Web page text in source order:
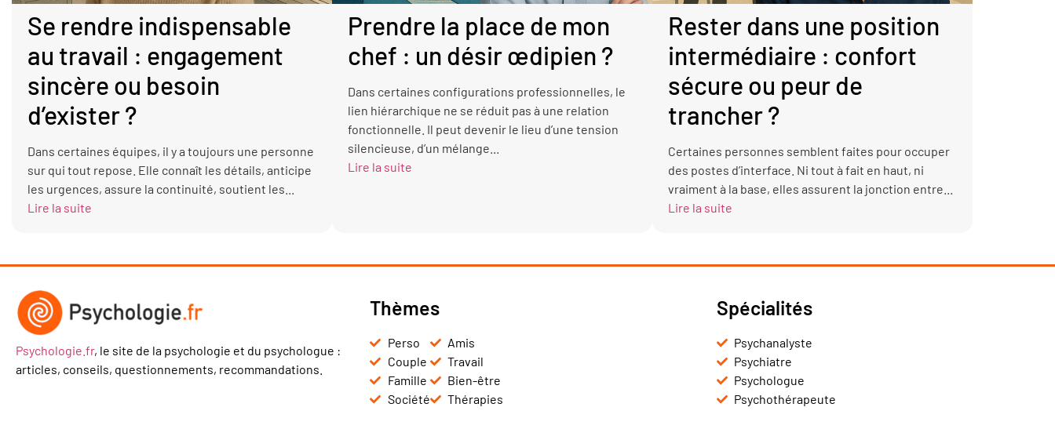
Se rendre indispensable
au travail : engagement
sincère ou besoin
d’exister ?
Dans certaines équipes, il y a toujours une personne
sur qui tout repose. Elle connaît les détails, anticipe
les urgences, assure la continuité, soutient les...
Lire la suite
Prendre la place de mon
chef : un désir œdipien ?
Dans certaines configurations professionnelles, le
lien hiérarchique ne se réduit pas à une relation
fonctionnelle. Il peut devenir le lieu d’une tension
silencieuse, d’un mélange...
Lire la suite
Rester dans une position
intermédiaire : confort
sécure ou peur de
trancher ?
Certaines personnes semblent faites pour occuper
des postes d’interface. Ni tout à fait en haut, ni
vraiment à la base, elles assurent la jonction entre...
Lire la suite
Psychologie.fr, le site de la psychologie et du psychologue :
articles, conseils, questionnements, recommandations.
Thèmes
Perso
Couple
Famille
Société
Amis
Travail
Bien-être
Thérapies
Spécialités
Psychanalyste
Psychiatre
Psychologue
Psychothérapeute